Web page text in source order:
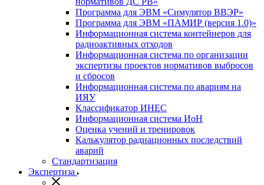
Программа для ЭВМ «Симулятор ВВЭР»
Программа для ЭВМ «ПАМИР (версия 1.0)»
Информационная система контейнеров для
радиоактивных отходов
Информационная система по организации
экспертизы проектов нормативов выбросов
и сбросов
Информационная система по авариям на
ИЯУ
Классификатор ИНЕС
Информационная система ИоН
Оценка учений и тренировок
Калькулятор радиационных последствий
аварий
Стандартизация
Экспертиза